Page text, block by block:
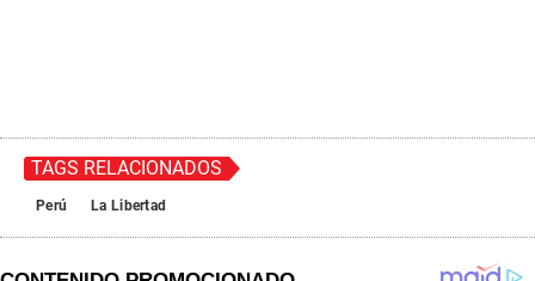
TAGS RELACIONADOS
Perú La Libertad